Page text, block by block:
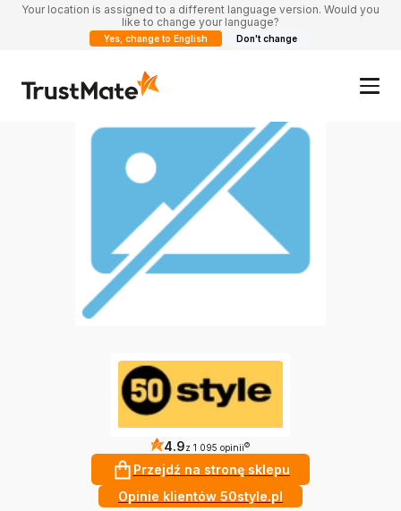
Your location is assigned to a different language version. Would you
like to change your language?
Yes, change to English Don't change
4.9z 1 095 opinii ?
Przejdź na stronę sklepu
Opinie klientów 50style.pl